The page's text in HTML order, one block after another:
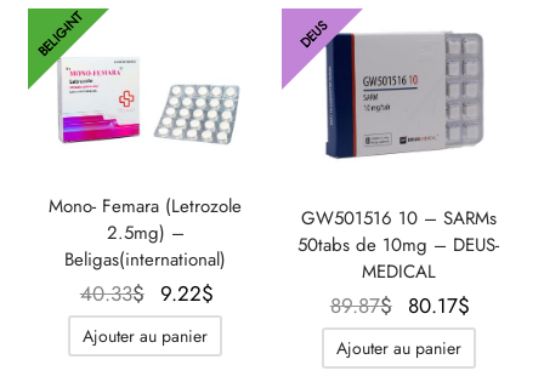
BELIG-INT
Mono- Femara (Letrozole
2.5mg) –
Beligas(international)
40.33$ Le prix
initial
était :
9.22$
actuel
Ajouter au panier
DEUS
GW501516 10 – SARMs
50tabs de 10mg – DEUS-
MEDICAL
89.87$ Le prix
initial
était :
80.17$
Ajouter au panier